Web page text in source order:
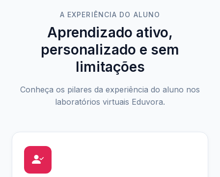
A EXPERIÊNCIA DO ALUNO
Aprendizado ativo,
personalizado e sem
limitações
Conheça os pilares da experiência do aluno nos
laboratórios virtuais Eduvora.